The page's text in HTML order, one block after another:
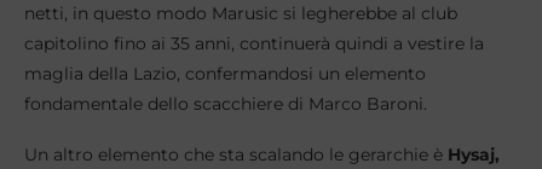
netti, in questo modo Marusic si legherebbe al club
capitolino fino ai 35 anni, continuerà quindi a vestire la
maglia della Lazio, confermandosi un elemento
fondamentale dello scacchiere di Marco Baroni.
Un altro elemento che sta scalando le gerarchie è Hysaj,